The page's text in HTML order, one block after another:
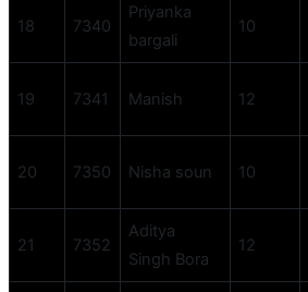
18 7340
Priyanka
bargali
10
19 7341 Manish 12
20 7350 Nisha soun 10
21 7352
Aditya
Singh Bora
12